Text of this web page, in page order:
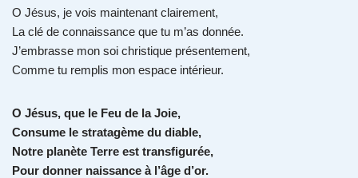
O Jésus, je vois maintenant clairement,
La clé de connaissance que tu m’as donnée.
J’embrasse mon soi christique présentement,
Comme tu remplis mon espace intérieur.
O Jésus, que le Feu de la Joie,
Consume le stratagème du diable,
Notre planète Terre est transfigurée,
Pour donner naissance à l’âge d’or.